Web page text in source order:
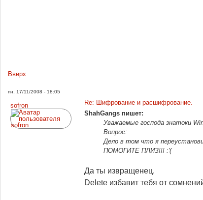
Вверх
пн, 17/11/2008 - 18:05
sofron
Re: Шифрование и расшифрование.
ShahGangs пишет:
Уважаемые господа знатоки
Вопрос:
Дело в том что я
ПОМОГИТЕ ПЛИЗ!!! :'(
Да ты извращенец.
Delete избавит тебя от